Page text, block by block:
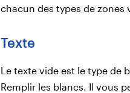
chacun des types de zones
Texte
Le texte vide est le type de
Remplir les blancs. Il vous